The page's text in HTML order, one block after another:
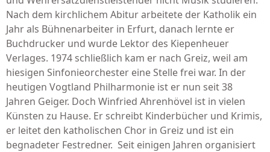
Nach dem kirchlichem Abitur arbeitete der Katholik ein
Jahr als Bühnenarbeiter in Erfurt, danach lernte er
Buchdrucker und wurde Lektor des Kiepenheuer
Verlages. 1974 schließlich kam er nach Greiz, weil am
hiesigen Sinfonieorchester eine Stelle frei war. In der
heutigen Vogtland Philharmonie ist er nun seit 38
Jahren Geiger. Doch Winfried Ahrenhövel ist in vielen
Künsten zu Hause. Er schreibt Kinderbücher und Krimis,
er leitet den katholischen Chor in Greiz und ist ein
begnadeter Festredner. Seit einigen Jahren organisiert